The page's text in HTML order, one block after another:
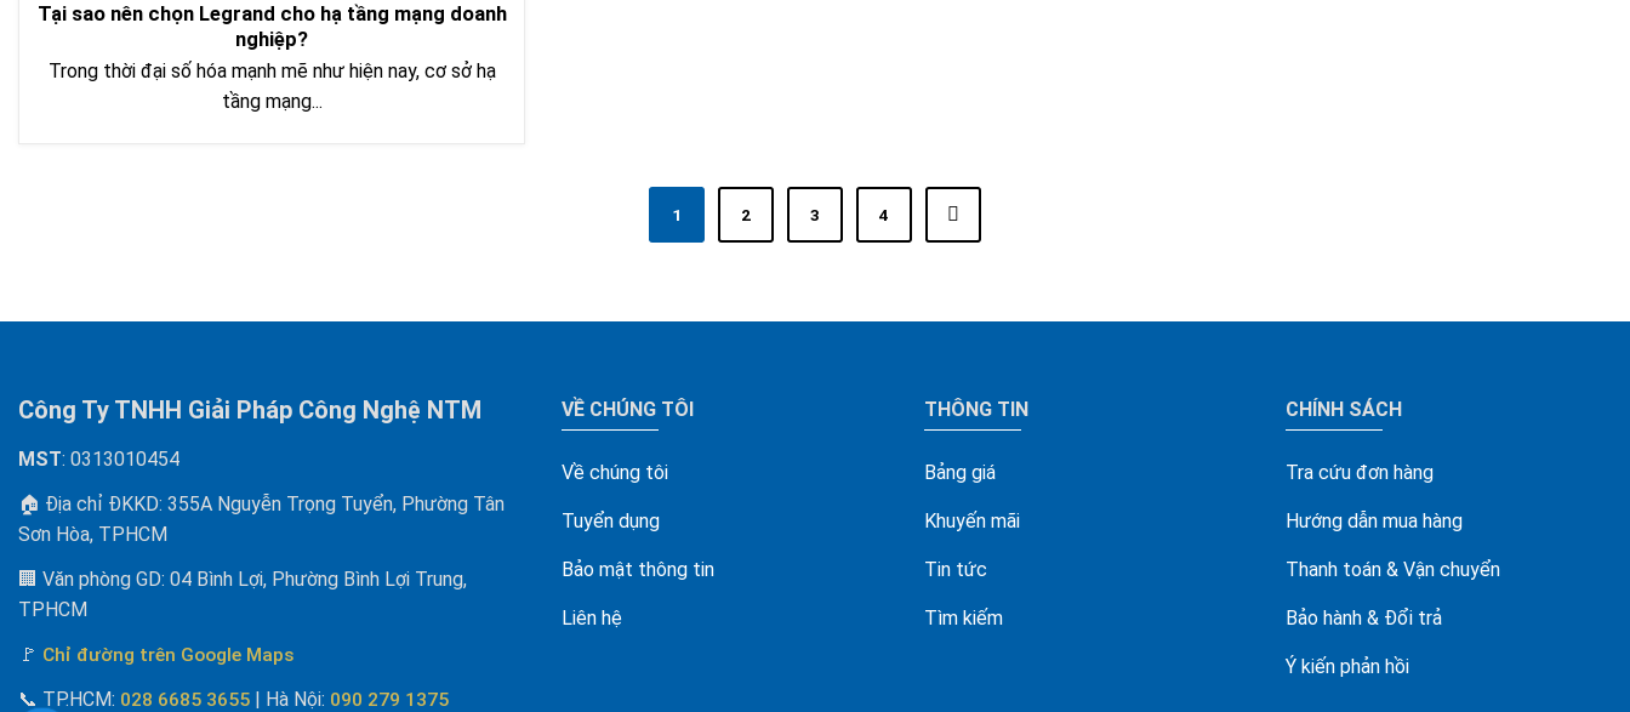
Tại sao nên chọn Legrand cho hạ tầng mạng doanh
nghiệp?
Trong thời đại số hóa mạnh mẽ như hiện nay, cơ sở hạ
tầng mạng...
1 2 3 4
Công Ty TNHH Giải Pháp Công Nghệ NTM
MST: 0313010454
🏠 Địa chỉ ĐKKD: 355A Nguyễn Trọng Tuyển, Phường Tân
Sơn Hòa, TPHCM
🏢 Văn phòng GD: 04 Bình Lợi, Phường Bình Lợi Trung,
TPHCM
🚩 Chỉ đường trên Google Maps
📞 TP.HCM: 028 6685 3655 | Hà Nội: 090 279 1375
VỀ CHÚNG TÔI
Về chúng tôi
Tuyển dụng
Bảo mật thông tin
Liên hệ
THÔNG TIN
Bảng giá
Khuyến mãi
Tin tức
Tìm kiếm
CHÍNH SÁCH
Tra cứu đơn hàng
Hướng dẫn mua hàng
Thanh toán & Vận chuyển
Bảo hành & Đổi trả
Ý kiến phản hồi